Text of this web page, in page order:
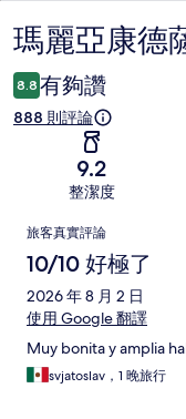
評
論
瑪麗亞康德
8.8 有夠讚
888 則評論
9.2
整潔度
評
論
旅客真實評論
10/10 好極了
2026 年 8 月 2 日
使用 Google 翻譯
Muy bonita y amplia
svjatoslav，1 晚旅行